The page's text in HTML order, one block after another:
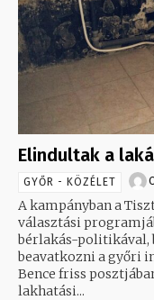
Elindultak a
GYŐR - KÖZÉLET
A kampányban a
választási
bérlakás-politikával,
beavatkozni a győri
Bence friss posztjában
lakhatási...